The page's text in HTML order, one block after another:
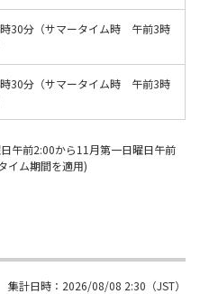
30分（サマータイム時 午前3時
30分（サマータイム時 午前3時
午前2:00から11月第一日曜日午前
イム期間を適用)
集計日時：2026/08/08 2:30（JST）